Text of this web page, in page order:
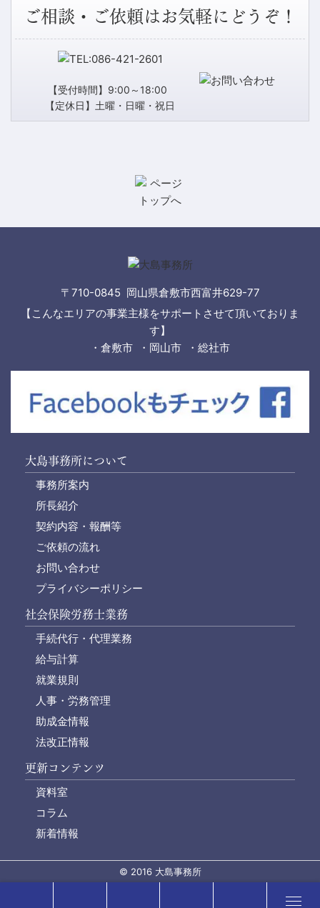
ご相談・ご依頼はお気軽にどうぞ！
【受付時間】9:00～18:00
【定休日】土曜・日曜・祝日
〒710-0845 岡山県倉敷市西富井629-77
【こんなエリアの事業主様をサポートさせて頂いておりま
す】
・倉敷市 ・岡山市 ・総社市
大島事務所について
事務所案内
所長紹介
契約内容・報酬等
ご依頼の流れ
お問い合わせ
プライバシーポリシー
社会保険労務士業務
手続代行・代理業務
給与計算
就業規則
人事・労務管理
助成金情報
法改正情報
更新コンテンツ
資料室
コラム
新着情報
© 2016 大島事務所